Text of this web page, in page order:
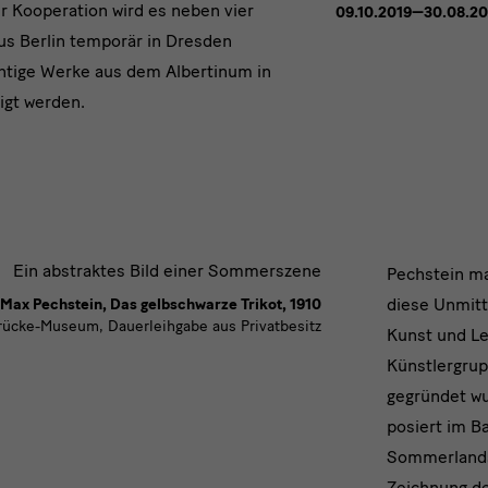
Kooperation wird es neben vier
Berlin temporär in Dresden
Werke aus dem Albertinum in
werden.
Pechstein
diese
Kunst und
gegründet
posiert im
Max Pechstein, Das gelbschwarze Trikot, 1910
Museum, Dauerleihgabe aus Privatbesitz